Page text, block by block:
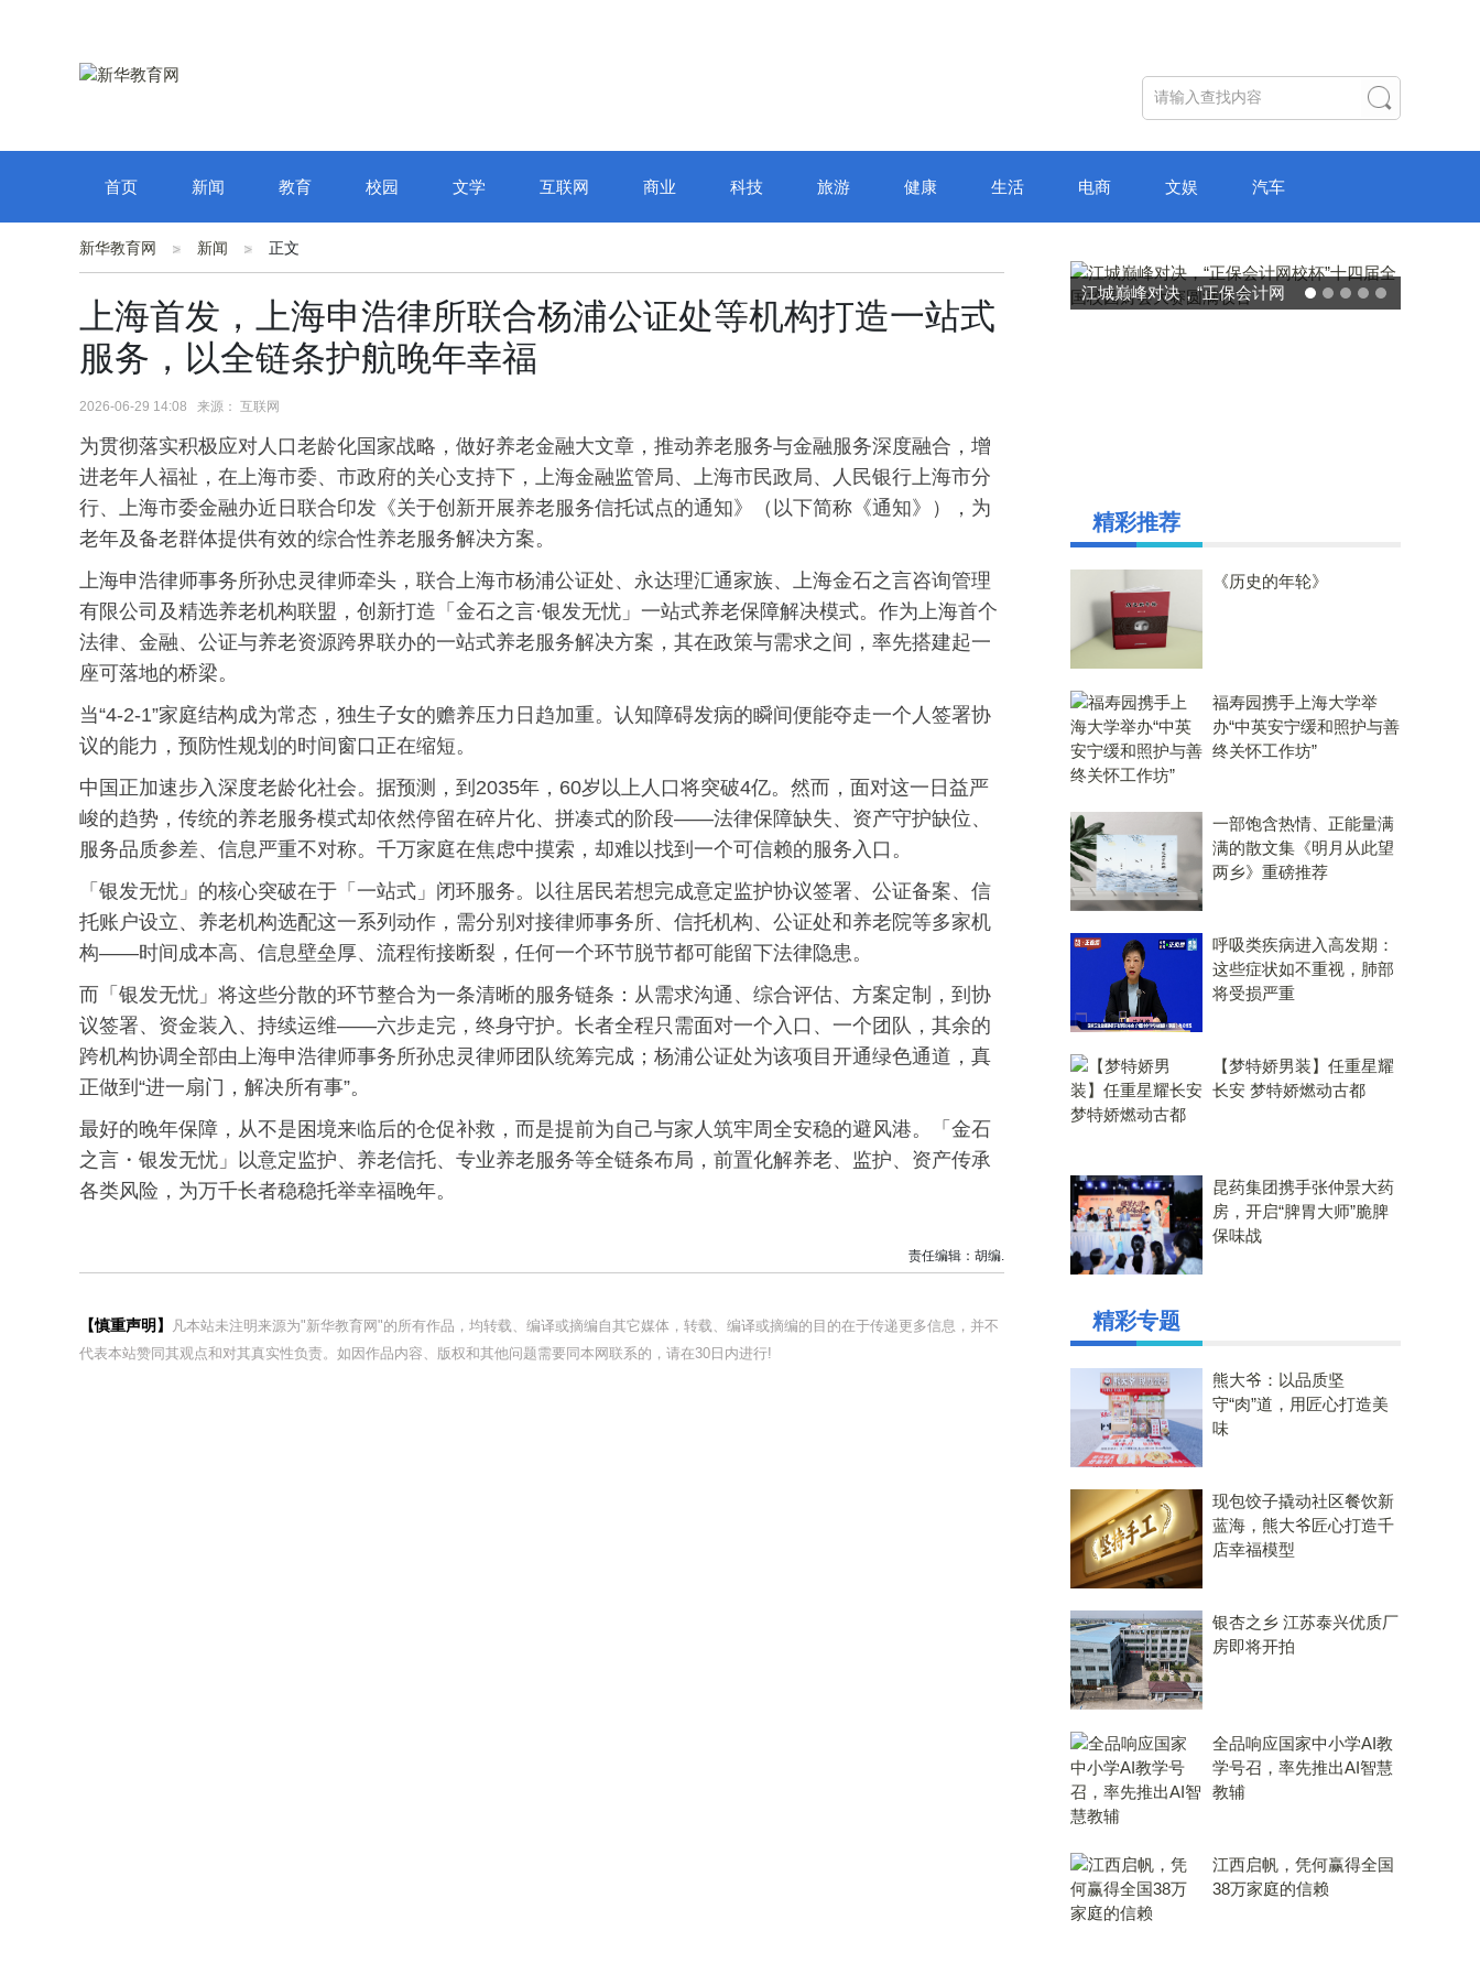
首页 新闻 教育 校园 文学 互联网 商业 科技 旅游 健康 生活 电商 文娱 汽车
新华教育网 新闻 正文
上海首发，上海申浩律所联合杨浦公证处等机构打造一站式
服务，以全链条护航晚年幸福
2026-06-29 14:08 来源： 互联网
为贯彻落实积极应对人口老龄化国家战略，做好养老金融大文章，推动养老服务与金融服务深度融合，增
进老年人福祉，在上海市委、市政府的关心支持下，上海金融监管局、上海市民政局、人民银行上海市分
行、上海市委金融办近日联合印发《关于创新开展养老服务信托试点的通知》（以下简称《通知》），为
老年及备老群体提供有效的综合性养老服务解决方案。
上海申浩律师事务所孙忠灵律师牵头，联合上海市杨浦公证处、永达理汇通家族、上海金石之言咨询管理
有限公司及精选养老机构联盟，创新打造「金石之言·银发无忧」一站式养老保障解决模式。作为上海首个
法律、金融、公证与养老资源跨界联办的一站式养老服务解决方案，其在政策与需求之间，率先搭建起一
座可落地的桥梁。
当“4-2-1”家庭结构成为常态，独生子女的赡养压力日趋加重。认知障碍发病的瞬间便能夺走一个人签署协
议的能力，预防性规划的时间窗口正在缩短。
中国正加速步入深度老龄化社会。据预测，到2035年，60岁以上人口将突破4亿。然而，面对这一日益严
峻的趋势，传统的养老服务模式却依然停留在碎片化、拼凑式的阶段——法律保障缺失、资产守护缺位、
服务品质参差、信息严重不对称。千万家庭在焦虑中摸索，却难以找到一个可信赖的服务入口。
「银发无忧」的核心突破在于「一站式」闭环服务。以往居民若想完成意定监护协议签署、公证备案、信
托账户设立、养老机构选配这一系列动作，需分别对接律师事务所、信托机构、公证处和养老院等多家机
构——时间成本高、信息壁垒厚、流程衔接断裂，任何一个环节脱节都可能留下法律隐患。
而「银发无忧」将这些分散的环节整合为一条清晰的服务链条：从需求沟通、综合评估、方案定制，到协
议签署、资金装入、持续运维——六步走完，终身守护。长者全程只需面对一个入口、一个团队，其余的
跨机构协调全部由上海申浩律师事务所孙忠灵律师团队统筹完成；杨浦公证处为该项目开通绿色通道，真
正做到“进一扇门，解决所有事”。
最好的晚年保障，从不是困境来临后的仓促补救，而是提前为自己与家人筑牢周全安稳的避风港。「金石
之言・银发无忧」以意定监护、养老信托、专业养老服务等全链条布局，前置化解养老、监护、资产传承
各类风险，为万千长者稳稳托举幸福晚年。
责任编辑：胡编.
【慎重声明】
凡本站未注明来源为"新华教育网"的所有作品，均转载、编译或摘编自其它媒体，转载、编译或摘编的目的在于传递更多信息，并不
代表本站赞同其观点和对其真实性负责。如因作品内容、版权和其他问题需要同本网联系的，请在30日内进行!
江城巅峰对决，“正保会计网
精彩推荐
《历史的年轮》
福寿园携手上海大学举
办“中英安宁缓和照护与善
终关怀工作坊”
一部饱含热情、正能量满
满的散文集《明月从此望
两乡》重磅推荐
呼吸类疾病进入高发期：
这些症状如不重视，肺部
将受损严重
【梦特娇男装】任重星耀
长安 梦特娇燃动古都
昆药集团携手张仲景大药
房，开启“脾胃大师”脆脾
保味战
精彩专题
熊大爷：以品质坚
守“肉”道，用匠心打造美
味
现包饺子撬动社区餐饮新
蓝海，熊大爷匠心打造千
店幸福模型
银杏之乡 江苏泰兴优质厂
房即将开拍
全品响应国家中小学AI教
学号召，率先推出AI智慧
教辅
江西启帆，凭何赢得全国
38万家庭的信赖